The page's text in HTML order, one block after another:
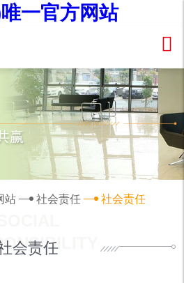
一官方网站
赢
站 社会责任 社会责任
会责任